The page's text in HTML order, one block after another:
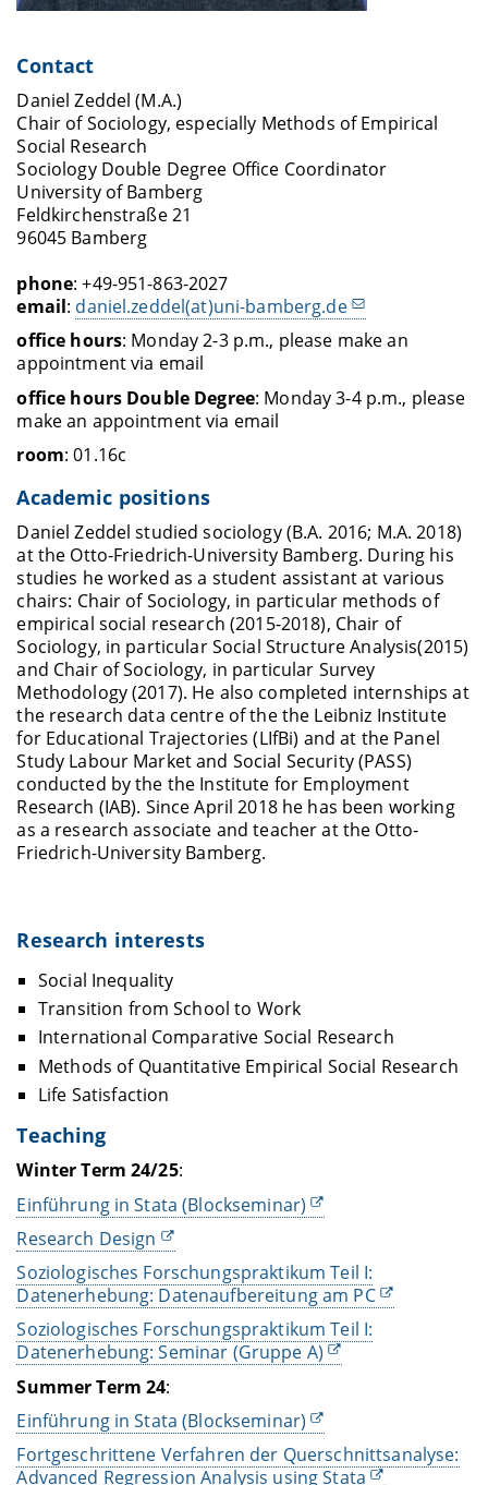
Contact
Daniel Zeddel (M.A.)
Chair of Sociology, especially Methods of Empirical
Social Research
Sociology Double Degree Office Coordinator
University of Bamberg
Feldkirchenstraße 21
96045 Bamberg
phone: +49-951-863-2027
email: daniel.zeddel(at)uni-bamberg.de
office hours: Monday 2-3 p.m., please make an
appointment via email
office hours Double Degree: Monday 3-4 p.m., please
make an appointment via email
room: 01.16c
Academic positions
Daniel Zeddelstudiedsociology (B.A. 2016; M.A. 2018)
at the Otto-Friedrich-University Bamberg. During his
studies he worked as a student assistant at various
chairs: Chair of Sociology, in particular methods of
empirical social research (2015-2018), Chair of
Sociology, in particular Social Structure Analysis(2015)
and Chair of Sociology, in particular Survey
Methodology (2017). He also completed internships at
the research data centre of the the Leibniz Institute
for Educational Trajectories (LIfBi) and at the Panel
Study Labour Market and Social Security (PASS)
conducted by the the Institute for Employment
Research (IAB). Since April 2018 he has been working
as a research associate and teacher at the Otto-
Friedrich-University Bamberg.
Research interests
Social Inequality
Transition from School to Work
International Comparative Social Research
Methods of Quantitative Empirical Social Research
Life Satisfaction
Teaching
Winter Term 24/25:
Einführung in Stata (Blockseminar)
Research Design
Soziologisches Forschungspraktikum Teil I:
Datenerhebung: Datenaufbereitung am PC
Soziologisches Forschungspraktikum Teil I:
Datenerhebung: Seminar (Gruppe A)
Summer Term 24:
Einführung in Stata (Blockseminar)
Fortgeschrittene Verfahren der Querschnittsanalyse:
Advanced Regression Analysis using Stata